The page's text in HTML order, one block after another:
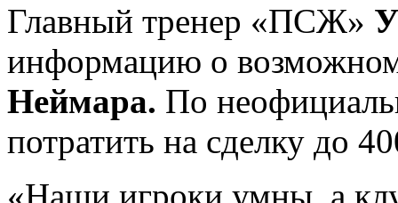
Главный тренер «ПСЖ»
информацию о возможном
Неймара. По
потратить на сделку до
«Наши игроки умны, а